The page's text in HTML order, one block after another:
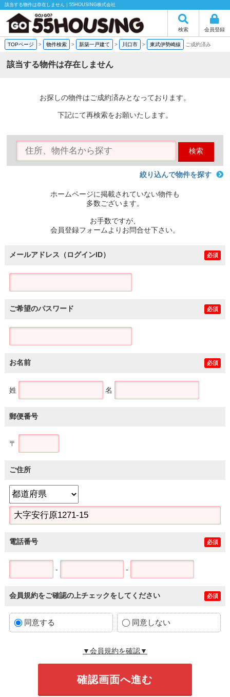
該当する物件は存在しません｜55HOUSING株式会社
検索 会員登録
TOPページ > 物件検索 > 新築一戸建て > 川口市 > 東武伊勢崎線 ご成約済み
該当する物件は存在しません
お探しの物件はご成約済みとなっております。
下記にて再検索をお願いたします。
検索
絞り込んで物件を探す
ホームページに掲載されていない物件も
多数ございます。
お手数ですが、
会員登録フォームよりお問合せ下さい。
メールアドレス（ログインID） 必須
ご希望のパスワード 必須
お名前 必須
姓 名
郵便番号
〒
ご住所
電話番号 必須
- -
会員規約をご確認の上チェックをしてください 必須
同意する 同意しない
▼会員規約を確認▼